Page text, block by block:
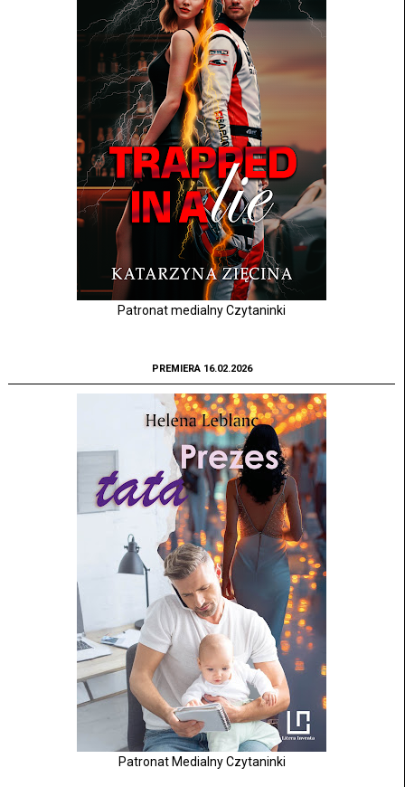
Patronat medialny Czytaninki
PREMIERA 16.02.2026
Patronat Medialny Czytaninki